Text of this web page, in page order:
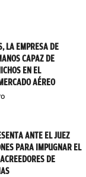
LA EMPRESA DE
CAPAZ DE
EN EL
AÉREO
ANTE EL JUEZ
PARA IMPUGNAR EL
DE